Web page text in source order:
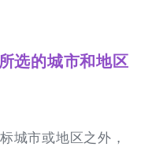
选的城市和地区
城市或地区之外，